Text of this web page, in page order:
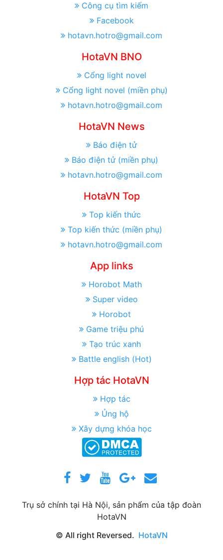
Công cụ tìm kiếm
Facebook
hotavn.hotro@gmail.com
HotaVN BNO
Cổng light novel
Cổng light novel (miền phụ)
hotavn.hotro@gmail.com
HotaVN News
Báo điện tử
Báo điện tử (miền phụ)
hotavn.hotro@gmail.com
HotaVN Top
Top kiến thức
Top kiến thức (miền phụ)
hotavn.hotro@gmail.com
App links
Horobot Math
Super video
Horobot
Game triệu phú
Tạo trúc xanh
Battle english (Hot)
Hợp tác HotaVN
Hợp tác
Ủng hộ
Xây dựng khóa học
Trụ sở chính tại Hà Nội, sản phẩm của tập đoàn
HotaVN
© All right Reversed. HotaVN